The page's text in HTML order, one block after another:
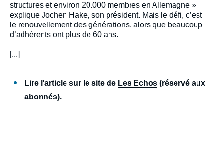
structures et environ 20.000 membres en Allemagne »,
explique Jochen Hake, son président. Mais le défi, c’est
le renouvellement des générations, alors que beaucoup
d’adhérents ont plus de 60 ans.
[...]
Lire l'article sur le site de Les Echos (réservé aux
abonnés).